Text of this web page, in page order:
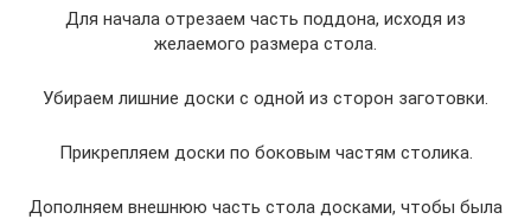
Для начала отрезаем часть поддона, исходя из
желаемого размера стола.
Убираем лишние доски с одной из сторон заготовки.
Прикрепляем доски по боковым частям столика.
Дополняем внешнюю часть стола досками, чтобы была